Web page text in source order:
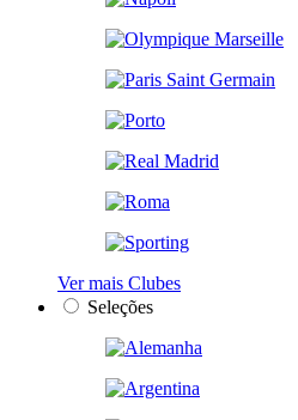
Ver mais Clubes
Seleções